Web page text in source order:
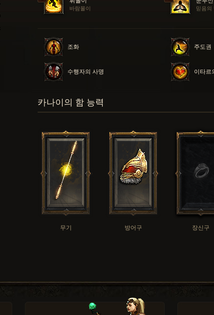
바람몰이 믿음의
조화 주도권
수행자의 사명 이타르
카나이의 함 능력
무기 방어구 장신구